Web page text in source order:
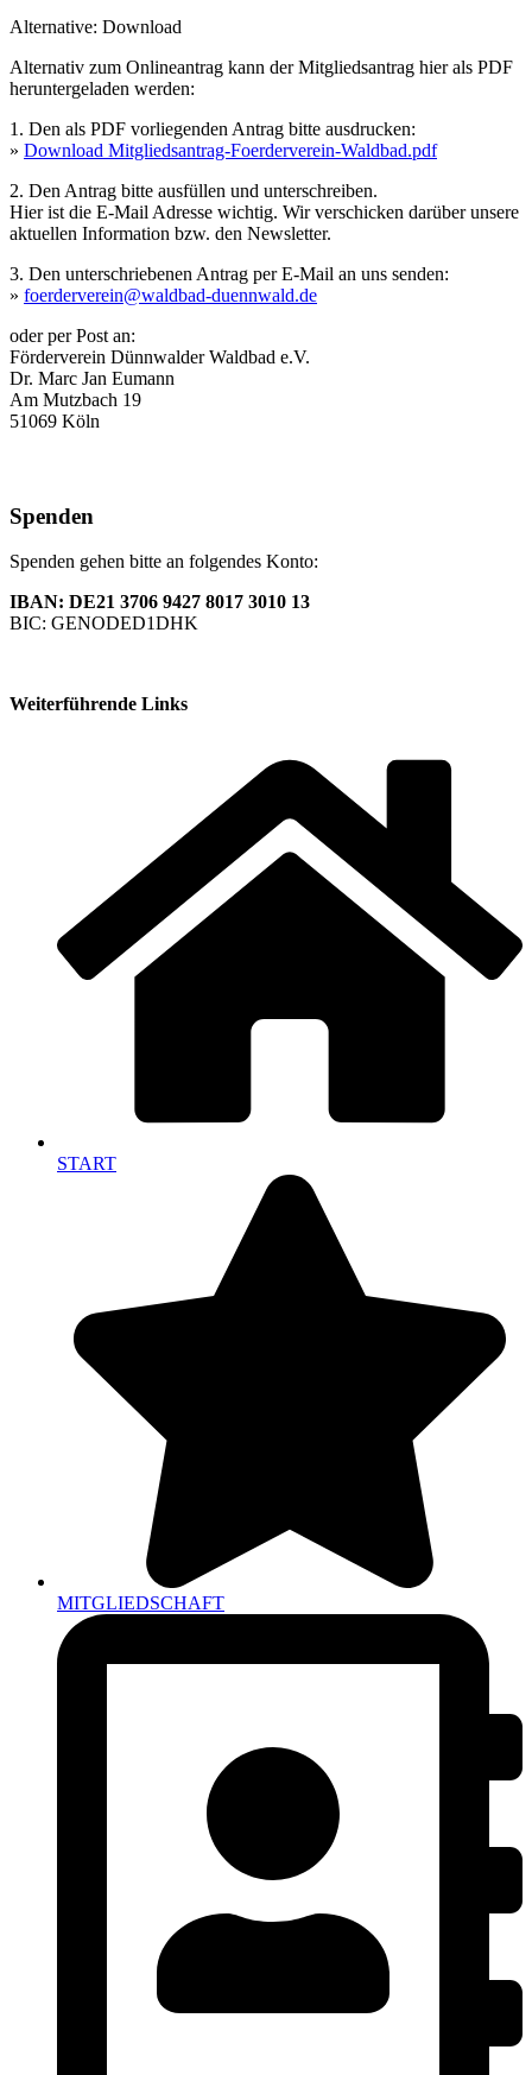
Alternative: Download
Alternativ zum Onlineantrag kann der Mitgliedsantrag hier als PDF
heruntergeladen werden:
1. Den als PDF vorliegenden Antrag bitte ausdrucken:
» Download Mitgliedsantrag-Foerderverein-Waldbad.pdf
2. Den Antrag bitte ausfüllen und unterschreiben.
Hier ist die E-Mail Adresse wichtig. Wir verschicken darüber unsere
aktuellen Information bzw. den Newsletter.
3. Den unterschriebenen Antrag per E-Mail an uns senden:
» foerderverein@waldbad-duennwald.de
oder per Post an:
Förderverein Dünnwalder Waldbad e.V.
Dr. Marc Jan Eumann
Am Mutzbach 19
51069 Köln
Spenden
Spenden gehen bitte an folgendes Konto:
IBAN: DE21 3706 9427 8017 3010 13
BIC: GENODED1DHK
Weiterführende Links
START
MITGLIEDSCHAFT